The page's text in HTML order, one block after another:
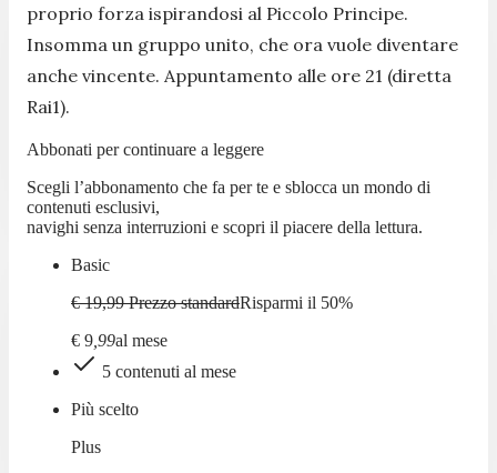
proprio forza ispirandosi al Piccolo Principe.
Insomma un gruppo unito, che ora vuole diventare
anche vincente. Appuntamento alle ore 21 (diretta
Rai1).
Abbonati per continuare a leggere
Scegli l’abbonamento che fa per te e sblocca un mondo di
contenuti esclusivi,
navighi senza interruzioni e scopri il piacere della lettura.
Basic
€ 19,99 Prezzo standardRisparmi il 50%
€ 9 99al mese
5 contenuti al mese
Più scelto
Plus